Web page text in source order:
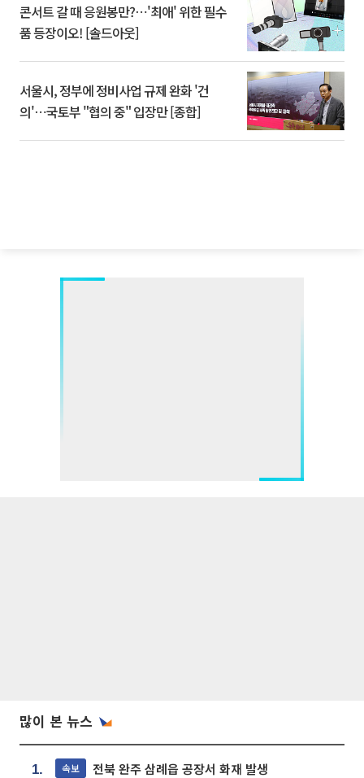
콘서트 갈 때 응원봉만?⋯'최애' 위한 필수
품 등장이오! [솔드아웃]
서울시, 정부에 정비사업 규제 완화 '건
의'⋯국토부 "협의 중" 입장만 [종합]
많이 본 뉴스
1. 속보 전북 완주 삼례읍 공장서 화재 발생